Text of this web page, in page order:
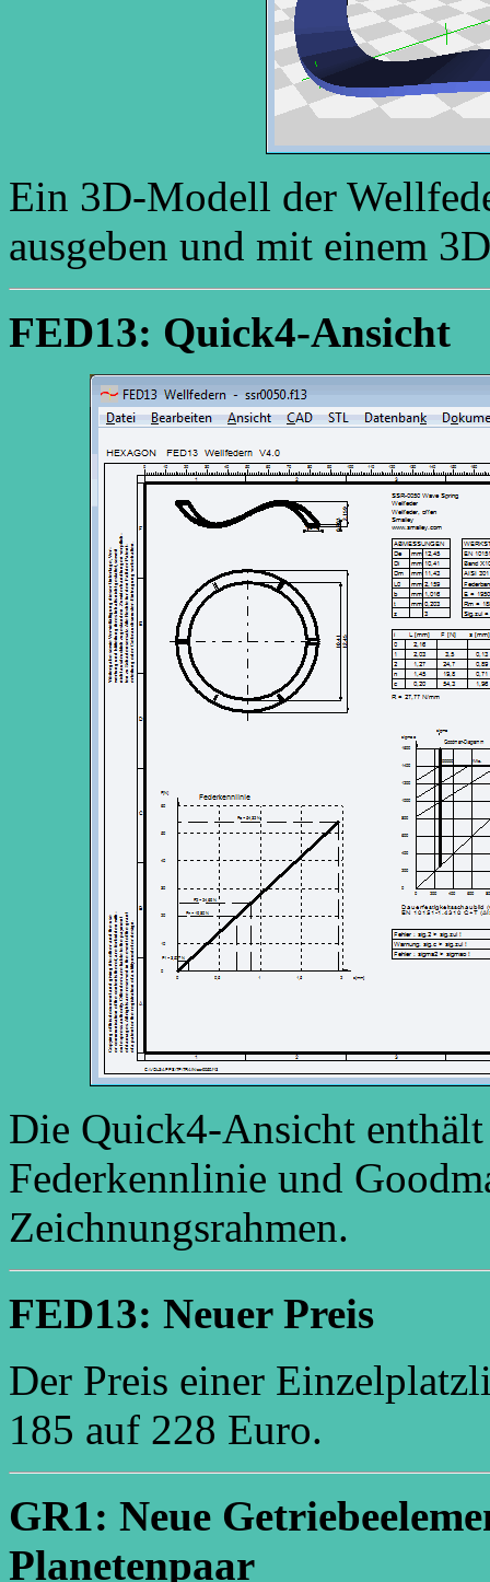
Ein 3D-Modell der
ausgeben und mit einem
FED13: Quick4-Ansicht
Die Quick4-Ansicht
Federkennlinie und
Zeichnungsrahmen.
FED13: Neuer Preis
Der Preis einer
185 auf 228 Euro.
GR1: Neue
Planetenpaar